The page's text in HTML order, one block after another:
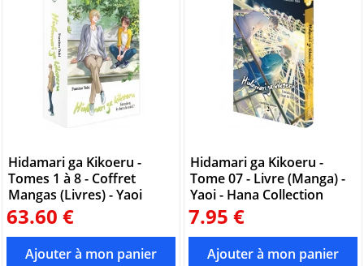
Hidamari ga Kikoeru -
Tomes 1 à 8 - Coffret
Mangas (Livres) - Yaoi
63.60 €
Hidamari ga Kikoeru -
Tome 07 - Livre (Manga) -
Yaoi - Hana Collection
7.95 €